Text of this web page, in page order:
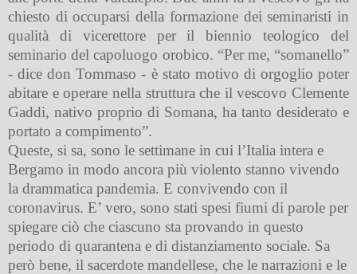
chiesto di occuparsi della formazione dei seminaristi in
qualità di vicerettore per il biennio teologico del
seminario del capoluogo orobico. “Per me, “somanello”
- dice don Tommaso - è stato motivo di orgoglio poter
abitare e operare nella struttura che il vescovo Clemente
Gaddi, nativo proprio di Somana, ha tanto desiderato e
portato a compimento”.
Queste, si sa, sono le settimane in cui l’Italia intera e
Bergamo in modo ancora più violento stanno vivendo
la drammatica pandemia. E convivendo con il
coronavirus. E’ vero, sono stati spesi fiumi di parole per
spiegare ciò che ciascuno sta provando in questo
periodo di quarantena e di distanziamento sociale. Sa
però bene, il sacerdote mandellese, che le narrazioni e le